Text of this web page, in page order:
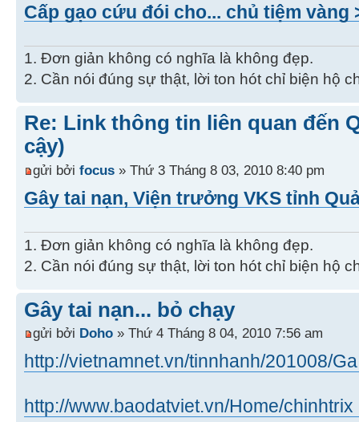
Cấp gạo cứu đói cho... chủ tiệm vàng
1. Đơn giản không có nghĩa là không đẹp.
2. Cần nói đúng sự thật, lời ton hót chỉ biện hộ
Re: Link thông tin liên quan đến
cậy)
gửi bởi focus » Thứ 3 Tháng 8 03, 2010 8:40 pm
Gây tai nạn, Viện trưởng VKS tỉnh
1. Đơn giản không có nghĩa là không đẹp.
2. Cần nói đúng sự thật, lời ton hót chỉ biện hộ
Gây tai nạn... bỏ chạy
gửi bởi Doho » Thứ 4 Tháng 8 04, 2010 7:56 am
http://vietnamnet.vn/tinnhanh/201008/
http://www.baodatviet.vn/Home/chinhtrix